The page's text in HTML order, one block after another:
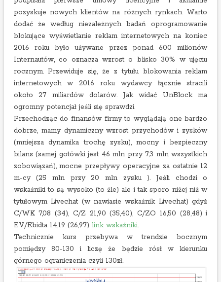
pozyskuje nowych klientów na różnych rynkach. Warto
dodać że według niezależnych badań oprogramowanie
blokujące wyświetlanie reklam internetowych na koniec
2016 roku było używane przez ponad 600 milionów
Internautów, co oznacza wzrost o blisko 30% w ujęciu
rocznym. Przewiduje się, że z tytułu blokowania reklam
internetowych w 2016 roku wydawcy łącznie stracili
około 27 miliardów dolarów. Jak widać UnBlock ma
ogromny potencjał jeśli się sprawdzi.
Przechodząc do finansów firmy to wyglądają one bardzo
dobrze, mamy dynamiczny wzrost przychodów i zysków
(mniejsza dynamika trochę zysku), mocny i bezpieczny
bilans (samej gotówki jest 46 mln przy 7,3 mln wszystkich
zobowiązań), mocne przepływy operacyjne za ostatnie 12
m-cy (25 mln przy 20 mln zysku ). Jeśli chodzi o
wskaźniki to są wysoko (to źle) ale i tak sporo niżej niż w
tytułowym Livechat (w nawiasie wskaźnik Livechat) gdyż
C/WK 7,08 (34), C/Z 21,90 (35,40), C/ZO 16,50 (28,48) i
EV/Ebidta 14,19 (26,97) link wskaźniki.
Technicznie kurs przebywa w trendzie bocznym
pomiędzy 80-130 i liczę że będzie rósł w kierunku
górnego ograniczenia czyli 130zł.